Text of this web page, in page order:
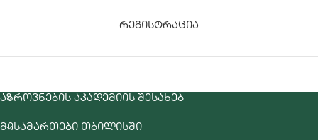
რეგისტრაცია
ᲐᲖᲠᲝᲕᲜᲔᲑᲘᲡ ᲐᲙᲐᲓᲔᲛᲘᲘᲡ ᲨᲔᲡᲐᲮᲔᲑ
ᲛᲘᲡᲐᲛᲐᲠᲗᲔᲑᲘ ᲗᲑᲘᲚᲘᲡᲨᲘ